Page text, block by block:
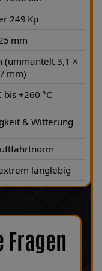
249 Kp
mm
(ummantelt 3,1 ×
7 mm)
bis +260 °C
& Witterung
langlebig